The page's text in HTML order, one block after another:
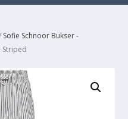
Sofie Schnoor Bukser -
Striped